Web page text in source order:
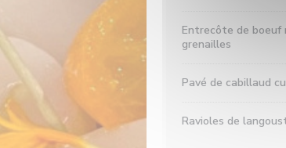
Entrecôte de boeuf
grenailles
Pavé de cabillaud
Ravioles de